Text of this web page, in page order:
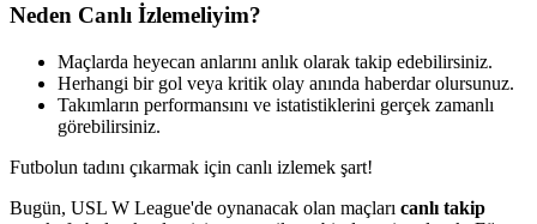
Neden Canlı İzlemeliyim?
Maçlarda heyecan anlarını anlık olarak takip edebilirsiniz.
Herhangi bir gol veya kritik olay anında haberdar olursunuz.
Takımların performansını ve istatistiklerini gerçek zamanlı
görebilirsiniz.
Futbolun tadını çıkarmak için canlı izlemek şart!
Bugün, USL W League'de oynanacak olan maçları canlı takip